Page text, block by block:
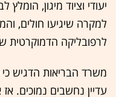
יעודי וציוד מיגון,
למקרה שיגיעו חולים,
לרפובליקה הדמוקרטית
משרד הבריאות הדגיש כי
עדיין נחשבים נמוכים.